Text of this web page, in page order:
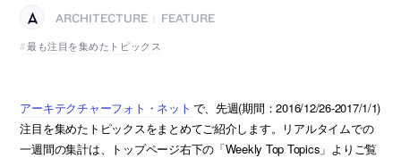
ARCHITECTURE
FEATURE
最も注目を集めたトピックス
アーキテクチャーフォト・ネット で、先週(期間：2016/12/26-2017/1/1)
注目を集めたトピックスをまとめてご紹介します。リアルタイムでの
一週間の集計は、トップページ右下の「Weekly Top Topics」よりご覧